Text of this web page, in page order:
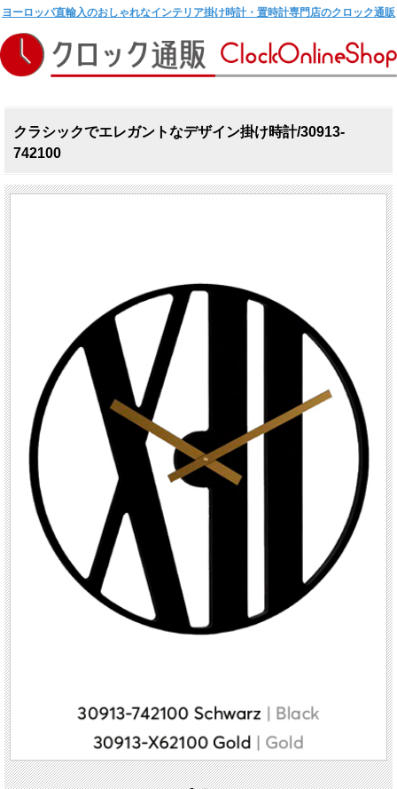
ヨーロッパ直輸入のおしゃれなインテリア掛け時計・置時計専門店のクロック通販
クラシックでエレガントなデザイン掛け時計/30913-
742100